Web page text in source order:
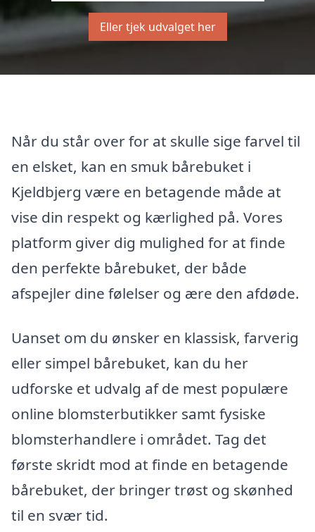
Eller tjek udvalget her
Når du står over for at skulle sige farvel til
en elsket, kan en smuk bårebuket i
Kjeldbjerg være en betagende måde at
vise din respekt og kærlighed på. Vores
platform giver dig mulighed for at finde
den perfekte bårebuket, der både
afspejler dine følelser og ære den afdøde.
Uanset om du ønsker en klassisk, farverig
eller simpel bårebuket, kan du her
udforske et udvalg af de mest populære
online blomsterbutikker samt fysiske
blomsterhandlere i området. Tag det
første skridt mod at finde en betagende
bårebuket, der bringer trøst og skønhed
til en svær tid.